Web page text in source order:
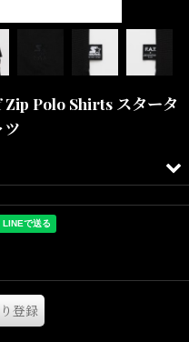
Polo Shirts スタータ
ツ
ボレーションによるハーフZIP
す。
常よりも身幅・肩幅にゆと
わりはボリュームのあるボト
登録